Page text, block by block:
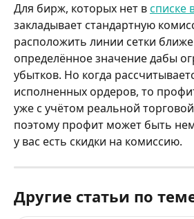
Для бирж, которых нет в списке
закладывает стандартную
расположить линии сетки
определённое значение дабы
убытков. Но когда
исполненных ордеров, то
уже с учётом реальной
поэтому профит может быть
у вас есть скидки на комиссию.
Другие статьи по